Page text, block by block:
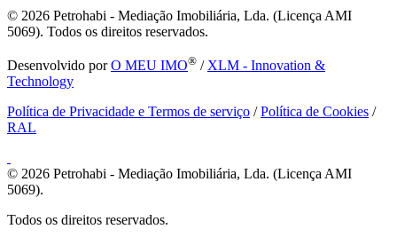
© 2026 Petrohabi - Mediação Imobiliária, Lda. (Licença AMI
5069). Todos os direitos reservados.
Desenvolvido porO MEU IMO® / XLM - Innovation &
Technology
Política de Privacidade e Termos de serviço /Política de Cookies /
RAL
© 2026 Petrohabi - Mediação Imobiliária, Lda. (Licença AMI
5069).
Todos os direitos reservados.